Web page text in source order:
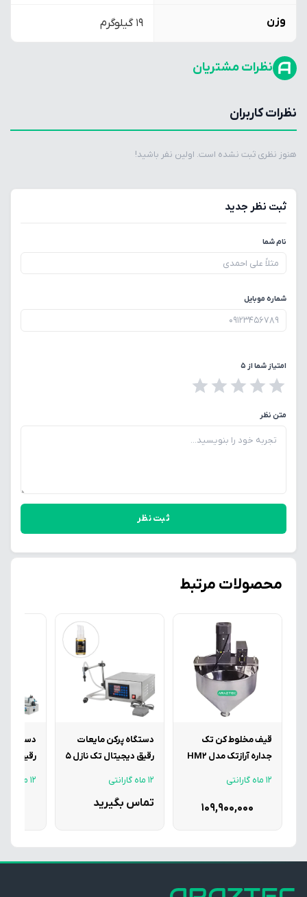
وزن 19 گیلوگرم
نظرات مشتریان
نظرات کاربران
هنوز نظری ثبت نشده است. اولین نفر باشید!
ثبت نظر جدید
نام شما
شماره موبایل
امتیاز شما از ۵
متن نظر
ثبت نظر
محصولات مرتبط
قیف مخلوط کن تک
جداره آرازتک مدل HM2
12 ماه گارانتی
109,900,000
دستگاه پرکن مایعات
رقیق دیجیتال تک نازل 5
12 ماه گارانتی
تماس بگیرید
دستگاه
رقیق و
12 ماه گارانتی